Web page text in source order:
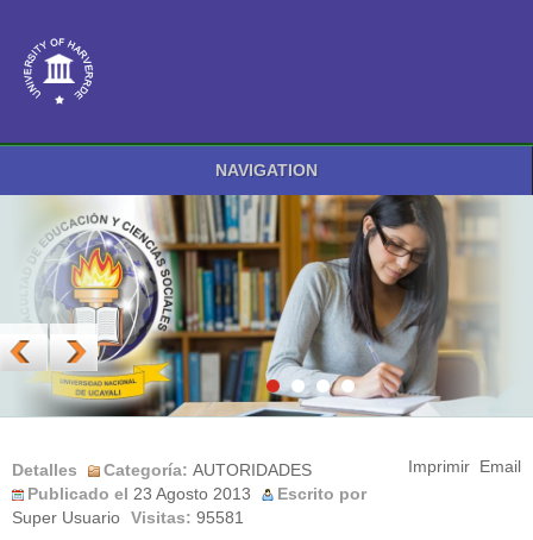
NAVIGATION
Imprimir Email
Detalles Categoría: AUTORIDADES
Publicado el 23 Agosto 2013
Escrito por
Super Usuario Visitas: 95581